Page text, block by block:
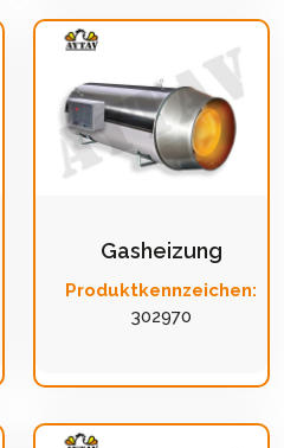
Gasheizung
Produktkennzeichen:
302970